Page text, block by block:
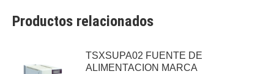
Productos relacionados
TSXSUPA02 FUENTE DE
ALIMENTACION MARCA